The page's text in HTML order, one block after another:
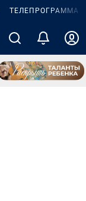
ТЕЛЕПРОГРАММА